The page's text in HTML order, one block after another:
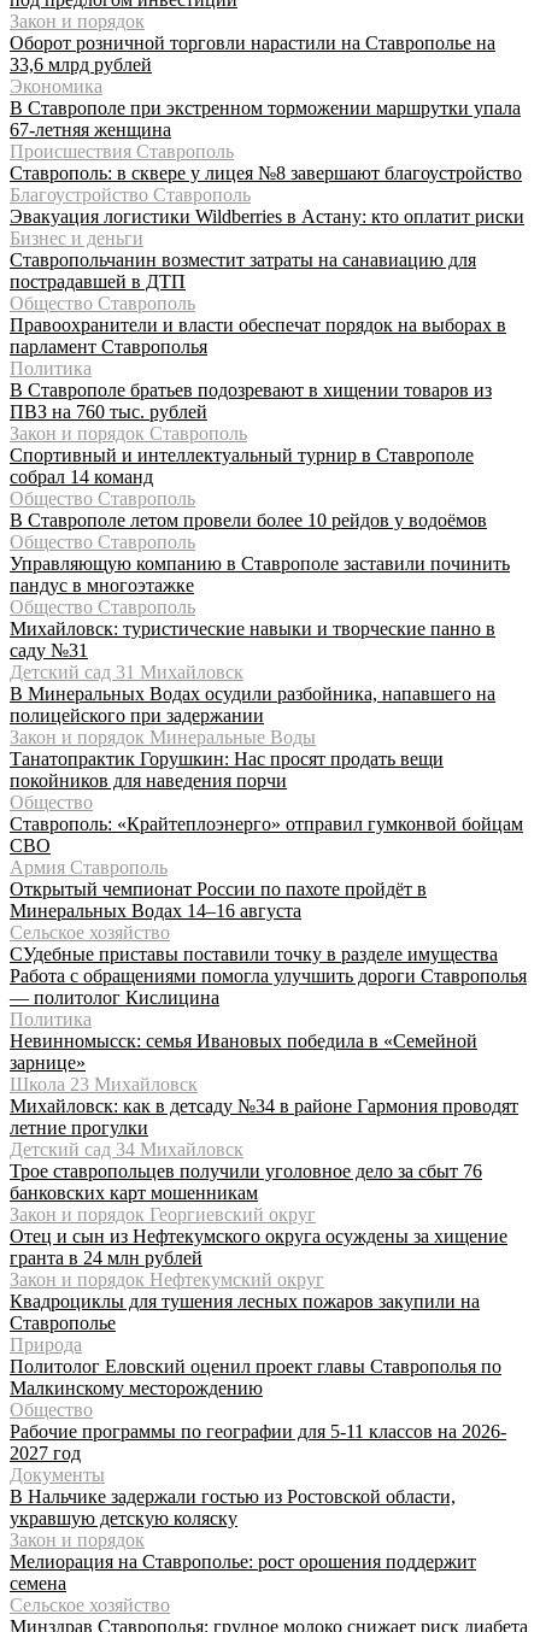
Закон и порядок
Оборот розничной торговли нарастили на Ставрополье на
33,6 млрд рублей
Экономика
В Ставрополе при экстренном торможении маршрутки упала
67-летняя женщина
Происшествия Ставрополь
Ставрополь: в сквере у лицея №8 завершают благоустройство
Благоустройство Ставрополь
Эвакуация логистики Wildberries в Астану: кто оплатит риски
Бизнес и деньги
Ставропольчанин возместит затраты на санавиацию для
пострадавшей в ДТП
Общество Ставрополь
Правоохранители и власти обеспечат порядок на выборах в
парламент Ставрополья
Политика
В Ставрополе братьев подозревают в хищении товаров из
ПВЗ на 760 тыс. рублей
Закон и порядок Ставрополь
Спортивный и интеллектуальный турнир в Ставрополе
собрал 14 команд
Общество Ставрополь
В Ставрополе летом провели более 10 рейдов у водоёмов
Общество Ставрополь
Управляющую компанию в Ставрополе заставили починить
пандус в многоэтажке
Общество Ставрополь
Михайловск: туристические навыки и творческие панно в
саду №31
Детский сад 31 Михайловск
В Минеральных Водах осудили разбойника, напавшего на
полицейского при задержании
Закон и порядок Минеральные Воды
Танатопрактик Горушкин: Нас просят продать вещи
покойников для наведения порчи
Общество
Ставрополь: «Крайтеплоэнерго» отправил гумконвой бойцам
СВО
Армия Ставрополь
Открытый чемпионат России по пахоте пройдёт в
Минеральных Водах 14–16 августа
Сельское хозяйство
СУдебные приставы поставили точку в разделе имущества
Работа с обращениями помогла улучшить дороги Ставрополья
— политолог Кислицина
Политика
Невинномысск: семья Ивановых победила в «Семейной
зарнице»
Школа 23 Михайловск
Михайловск: как в детсаду №34 в районе Гармония проводят
летние прогулки
Детский сад 34 Михайловск
Трое ставропольцев получили уголовное дело за сбыт 76
банковских карт мошенникам
Закон и порядок Георгиевский округ
Отец и сын из Нефтекумского округа осуждены за хищение
гранта в 24 млн рублей
Закон и порядок Нефтекумский округ
Квадроциклы для тушения лесных пожаров закупили на
Ставрополье
Природа
Политолог Еловский оценил проект главы Ставрополья по
Малкинскому месторождению
Общество
Рабочие программы по географии для 5-11 классов на 2026-
2027 год
Документы
В Нальчике задержали гостью из Ростовской области,
укравшую детскую коляску
Закон и порядок
Мелиорация на Ставрополье: рост орошения поддержит
семена
Сельское хозяйство
Минздрав Ставрополья: грудное молоко снижает риск диабета